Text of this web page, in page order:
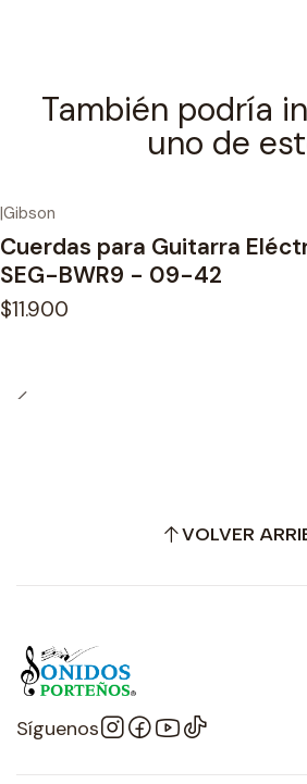
También podría
uno de
|Gibson
Cuerdas para Guitarra
SEG-BWR9 - 09-42
$11.900
VOLVER
Síguenos